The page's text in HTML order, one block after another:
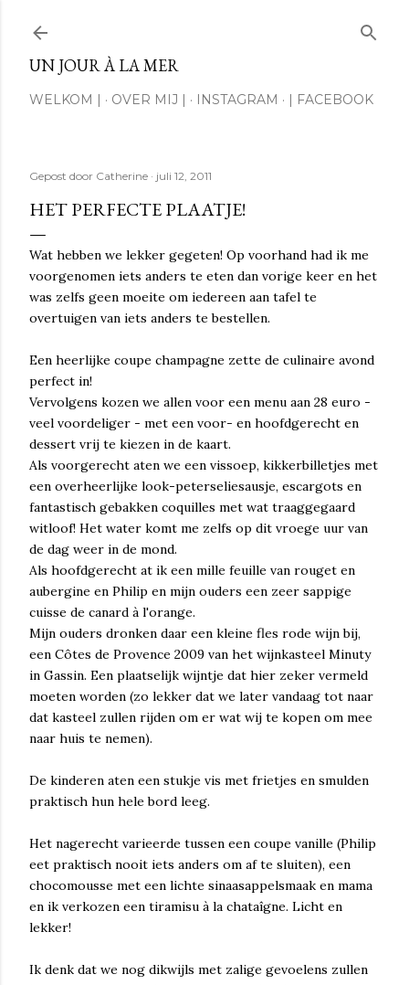
UN JOUR À LA MER
WELKOM | OVER MIJ | INSTAGRAM | FACEBOOK
Gepost door Catherine juli 12, 2011
HET PERFECTE PLAATJE!
Wat hebben we lekker gegeten! Op voorhand had ik me
voorgenomen iets anders te eten dan vorige keer en het
was zelfs geen moeite om iedereen aan tafel te
overtuigen van iets anders te bestellen.
Een heerlijke coupe champagne zette de culinaire avond
perfect in!
Vervolgens kozen we allen voor een menu aan 28 euro -
veel voordeliger - met een voor- en hoofdgerecht en
dessert vrij te kiezen in de kaart.
Als voorgerecht aten we een vissoep, kikkerbilletjes met
een overheerlijke look-peterseliesausje, escargots en
fantastisch gebakken coquilles met wat traaggegaard
witloof! Het water komt me zelfs op dit vroege uur van
de dag weer in de mond.
Als hoofdgerecht at ik een mille feuille van rouget en
aubergine en Philip en mijn ouders een zeer sappige
cuisse de canard à l'orange.
Mijn ouders dronken daar een kleine fles rode wijn bij,
een Côtes de Provence 2009 van het wijnkasteel Minuty
in Gassin. Een plaatselijk wijntje dat hier zeker vermeld
moeten worden (zo lekker dat we later vandaag tot naar
dat kasteel zullen rijden om er wat wij te kopen om mee
naar huis te nemen).
De kinderen aten een stukje vis met frietjes en smulden
praktisch hun hele bord leeg.
Het nagerecht varieerde tussen een coupe vanille (Philip
eet praktisch nooit iets anders om af te sluiten), een
chocomousse met een lichte sinaasappelsmaak en mama
en ik verkozen een tiramisu à la chataîgne. Licht en
lekker!
Ik denk dat we nog dikwijls met zalige gevoelens zullen